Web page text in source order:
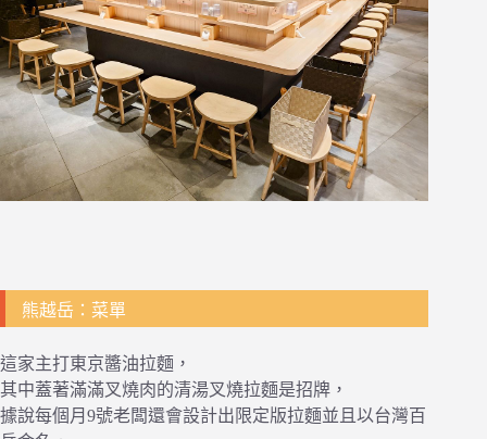
熊越岳：菜單
這家主打東京醬油拉麵，
其中蓋著滿滿叉燒肉的清湯叉燒拉麵是招牌，
據說每個月9號老闆還會設計出限定版拉麵並且以台灣百